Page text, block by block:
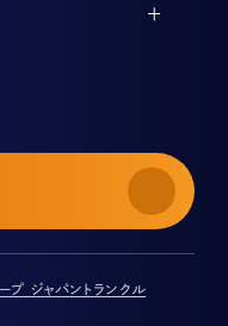
プ ジャパントランクル